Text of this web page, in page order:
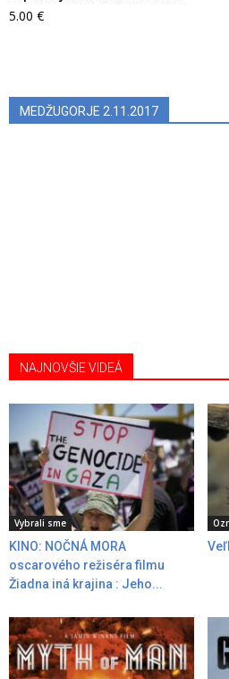
5.00 €
MEDŽUGORJE 2.11.2017
NAJNOVŠIE VIDEÁ
Vybrali sme
KINO: NOČNÁ MORA
oscarového režiséra filmu
Žiadna iná krajina : Jeho...